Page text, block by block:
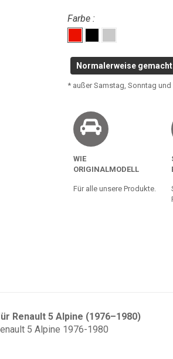
Farbe :
Normalerweise
* außer Samstag, Sonntag und
WIE
ORIGINALMODELL
Für alle unsere Produkte.
Renault 5 Alpine (1976–1980)
5 Alpine 1976-1980